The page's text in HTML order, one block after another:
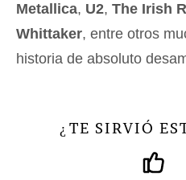
Metallica, U2, The Irish
Whittaker, entre otros
historia de absoluto
¿ TE SIRVIÓ